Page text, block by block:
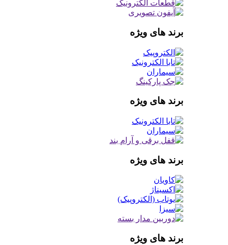
برند های ویژه
برند های ویژه
برند های ویژه
برند های ویژه